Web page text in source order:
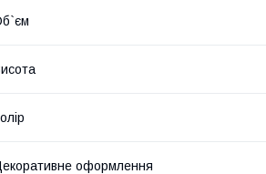
оформлення